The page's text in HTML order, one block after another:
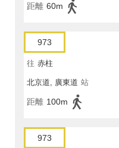
距離 60m
973
往 赤柱
北京道, 廣東道 站
距離 100m
973